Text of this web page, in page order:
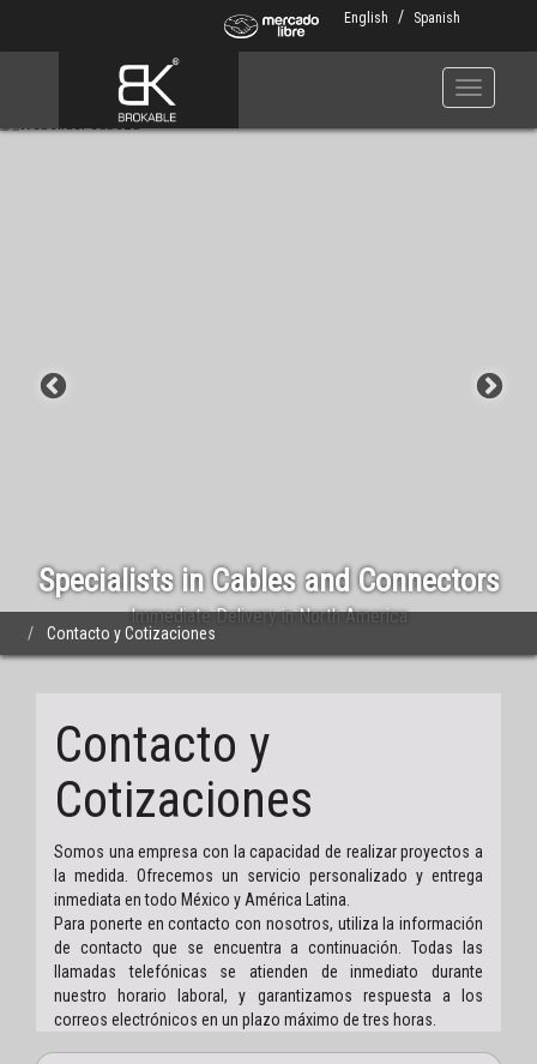
English Spanish
Specialists in Cables and Connectors
Immediate Delivery in North America
Contacto y Cotizaciones
Contacto y
Cotizaciones
Somos una empresa con la capacidad de realizar proyectos a
la medida. Ofrecemos un servicio personalizado y entrega
inmediata en todo México y América Latina.
Para ponerte en contacto con nosotros, utiliza la información
de contacto que se encuentra a continuación. Todas las
llamadas telefónicas se atienden de inmediato durante
nuestro horario laboral, y garantizamos respuesta a los
correos electrónicos en un plazo máximo de tres horas.